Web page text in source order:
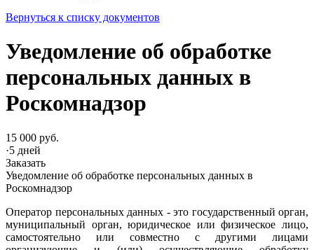
Вернуться к списку документов
Уведомление об обработке
персональных данных в
Роскомнадзор
15 000 руб.
·5 дней
Заказать
Уведомление об обработке персональных данных в
Роскомнадзор
Оператор персональных данных - это государственный орган,
муниципальный орган, юридическое или физическое лицо,
самостоятельно или совместно с другими лицами